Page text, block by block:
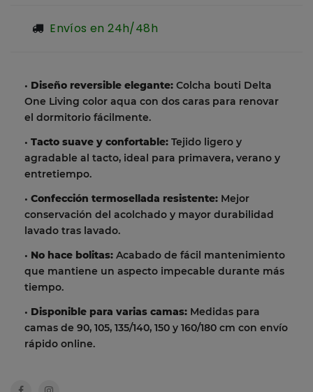
Envíos en 24h/48h
• Diseño reversible elegante: Colcha bouti Delta
One Living color aqua con dos caras para renovar
el dormitorio fácilmente.
• Tacto suave y confortable: Tejido ligero y
agradable al tacto, ideal para primavera, verano y
entretiempo.
• Confección termosellada resistente: Mejor
conservación del acolchado y mayor durabilidad
lavado tras lavado.
• No hace bolitas: Acabado de fácil mantenimiento
que mantiene un aspecto impecable durante más
tiempo.
• Disponible para varias camas: Medidas para
camas de 90, 105, 135/140, 150 y 160/180 cm con envío
rápido online.